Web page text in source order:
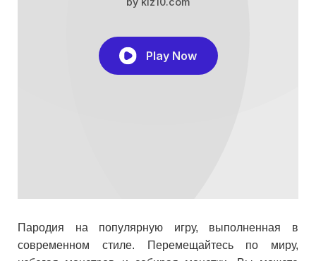
Пародия на популярную игру, выполненная в
современном стиле. Перемещайтесь по миру,